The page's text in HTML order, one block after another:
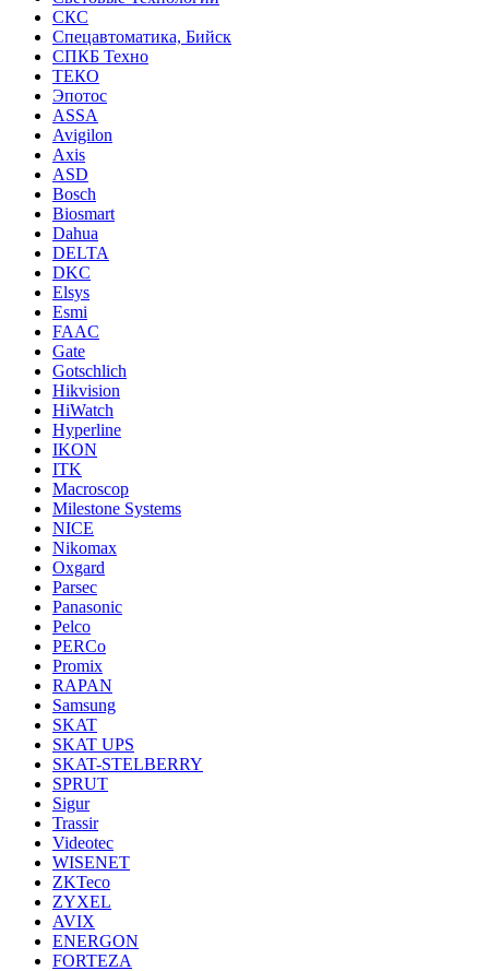
СКС
Спецавтоматика, Бийск
СПКБ Техно
ТЕКО
Эпотос
ASSA
Avigilon
Axis
ASD
Bosch
Biosmart
Dahua
DELTA
DKC
Elsys
Esmi
FAAC
Gate
Gotschlich
Hikvision
HiWatch
Hyperline
IKON
ITK
Macroscop
Milestone Systems
NICE
Nikomax
Oxgard
Parsec
Panasonic
Pelco
PERCo
Promix
RAPAN
Samsung
SKAT
SKAT UPS
SKAT-STELBERRY
SPRUT
Sigur
Trassir
Videotec
WISENET
ZKTeco
ZYXEL
AVIX
ENERGON
FORTEZA